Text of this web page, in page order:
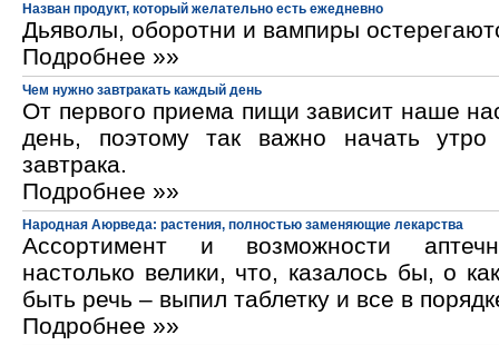
Назван продукт, который желательно есть ежедневно
Дьяволы, оборотни и вампиры
Подробнее »»
Чем нужно завтракать каждый день
От первого приема пищи зависит наше
день, поэтому так важно начать утро
завтрака.
Подробнее »»
Народная Аюрведа: растения, полностью заменяющие лекарства
Ассортимент и возможности
настолько велики, что, казалось бы, о
быть речь – выпил таблетку и все в
Подробнее »»